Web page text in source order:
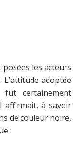
posées les acteurs
L’attitude adoptée
certainement
affirmait, à savoir
de couleur noire,
: